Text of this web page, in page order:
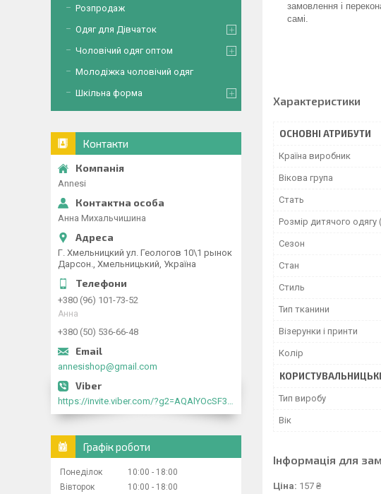
замовлення і
самі.
Характеристики
ОСНОВНІ АТРИБУТИ
Країна виробник
Вікова група
Стать
Розмір дитячого
Сезон
Стан
Стиль
Тип тканини
Візерунки і принти
Колір
Тип виробу
Вік
Інформація для
Ціна: 157 ₴
Розпродаж
Одяг для Дівчаток
Чоловічий одяг оптом
Молодіжка чоловічий одяг
Шкільна форма
Контакти
Annesi
Анна Михальчишина
Г. Хмельницкий ул. Геологов 10\1 рынок
Дарсон., Хмельницький, Україна
+380 (96) 101-73-52
Анна
+380 (50) 536-66-48
annesishop@gmail.com
https://invite.viber.com/?g2=AQAlYOcSF30rb0kdJdojYDWtk4sNE5eWPg2Om5jJmRlpJwnTwfwnCzMMxer2vioZ"
Графік роботи
Понеділок 10:00
18:00
Вівторок
10:00 18:00